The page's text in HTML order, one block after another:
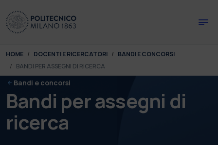
You are here:
HOME DOCENTI E RICERCATORI
BANDI E CONCORSI
BANDI PER ASSEGNI DI RICERCA
Bandi e concorsi
Bandi per assegni di
ricerca